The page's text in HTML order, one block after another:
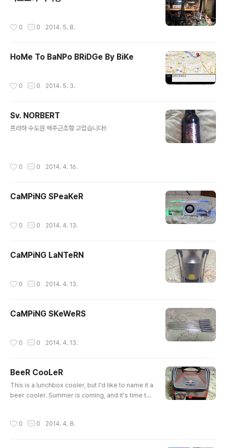
0 0 2014. 5. 8.
HoMe To BaNPo BRiDGe By BiKe
0 0 2014. 5. 3.
Sv. NORBERT
프라하 수도원 맥주근조형 고맙습니다!!
0 0 2014. 4. 16.
CaMPiNG SPeaKeR
0 0 2014. 4. 13.
CaMPiNG LaNTeRN
0 0 2014. 4. 13.
CaMPiNG SKeWeRS
0 0 2014. 4. 13.
BeeR CooLeR
This is a lunchbox cooler, but I'd like to name it a
beer cooler. Summer is coming, and it's time to
0 0 2014. 4. 8.